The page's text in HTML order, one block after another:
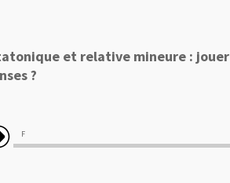
et relative mineure :
?
F 